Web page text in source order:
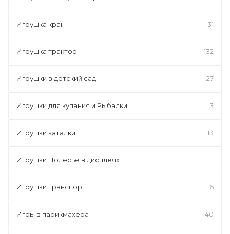
Игрушка кран 31
Игрушка трактор 132
Игрушки в детский сад 27
Игрушки для купания и Рыбалки 3
Игрушки каталки 13
Игрушки Полесье в дисплеях 1
Игрушки транспорт 6
Игры в парикмахера 40